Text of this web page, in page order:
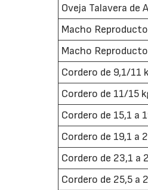
Oveja Talavera de
Macho
Macho
Cordero de 9,1/11
Cordero de 11/15
Cordero de 15,1 a
Cordero de 19,1 a
Cordero de 23,1 a
Cordero de 25,5 a